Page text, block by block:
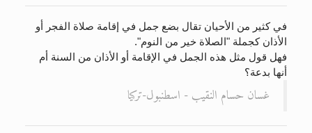
في كثير من الأحيان تقال بضع جمل في إقامة صلاة الفجر أو
الأذان كجملة "الصلاة خير من النوم".
فهل قول مثل هذه الجمل في الإقامة أو الأذان من السنة أم
أنها بدعة؟
غسان حسام النقيب - اسطنبول-تركيا